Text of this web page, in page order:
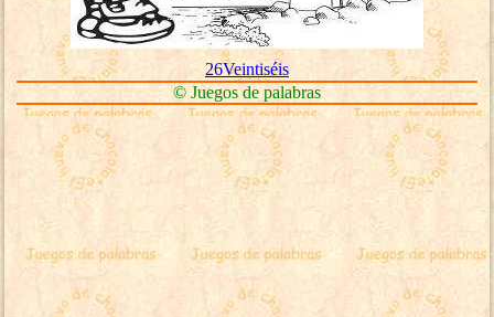
26Veintiséis
© Juegos de palabras